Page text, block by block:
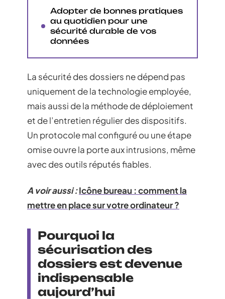
Adopter de bonnes pratiques
au quotidien pour une
sécurité durable de vos
données
La sécurité des dossiers ne dépend pas
uniquement de la technologie employée,
mais aussi de la méthode de déploiement
et de l’entretien régulier des dispositifs.
Un protocole mal configuré ou une étape
omise ouvre la porte aux intrusions, même
avec des outils réputés fiables.
A voir aussi :Icône bureau : comment la
mettre en place sur votre ordinateur ?
Pourquoi la
sécurisation des
dossiers est devenue
indispensable
aujourd’hui